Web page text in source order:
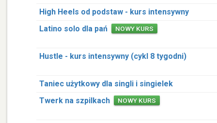
High Heels od podstaw - kurs intensywny
Latino solo dla pań
NOWY KURS
Hustle - kurs intensywny (cykl 8 tygodni)
Taniec użytkowy dla singli i singielek
Twerk na szpilkach
NOWY KURS